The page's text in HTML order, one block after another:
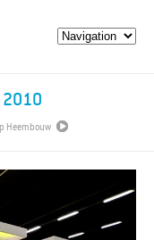
Heembouw